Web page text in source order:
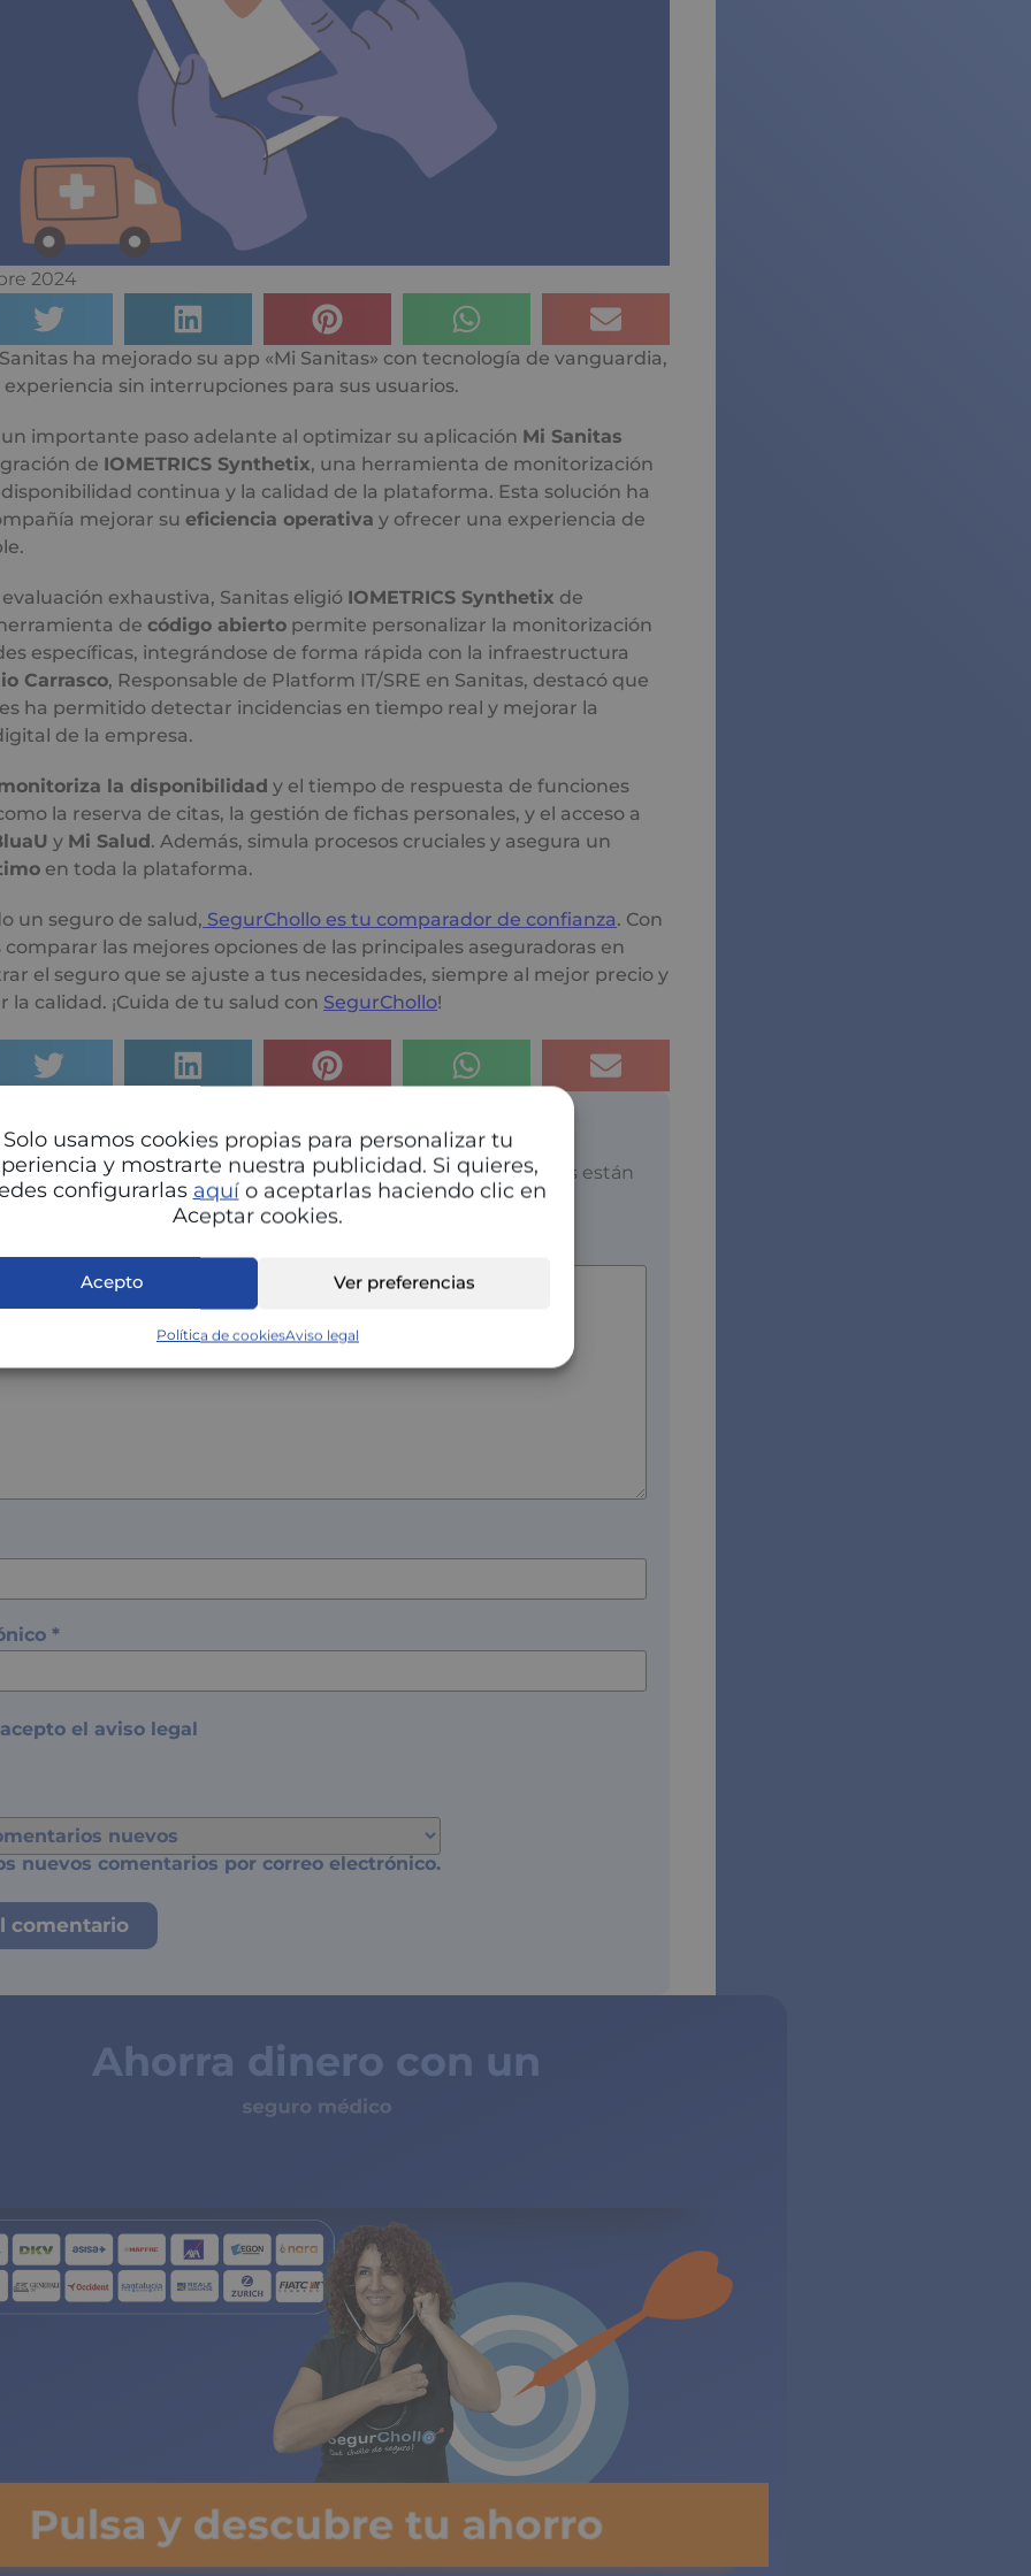
Solo usamos cookies propias para personalizar tu
y mostrarte nuestra publicidad. Si quieres,
configurarlas aquío aceptarlas haciendo clic en
Aceptar cookies.
Acepto Ver preferencias
Política de cookiesAviso legal
2024
ha mejorado su app «Mi Sanitas» con tecnología de vanguardia,
sin interrupciones para sus usuarios.
importante paso adelante al optimizar su aplicación Mi Sanitas
de IOMETRICS Synthetix, una herramienta de monitorización
continua y la calidad de la plataforma. Esta solución ha
mejorar su eficiencia operativa y ofrecer una experiencia de
exhaustiva, Sanitas eligió IOMETRICS Synthetix de
de código abierto permite personalizar la monitorización
específicas, integrándose de forma rápida con la infraestructura
Carrasco, Responsable de Platform IT/SRE en Sanitas, destacó que
ha permitido detectar incidencias en tiempo real y mejorar la
de la empresa.
la disponibilidad y el tiempo de respuesta de funciones
la reserva de citas, la gestión de fichas personales, y el acceso a
y Mi Salud . Además, simula procesos cruciales y asegura un
en toda la plataforma.
un seguro de salud, SegurChollo es tu comparador de confianza. Con
comparar las mejores opciones de las principales aseguradoras en
el seguro que se ajuste a tus necesidades, siempre al mejor precio y
calidad. ¡Cuida de tu salud con SegurChollo!
pregunta o respuesta
correo electrónico no será publicada. Los campos obligatorios están
*
*
el aviso legal
nuevos comentarios por correo electrónico.
Ahorra dinero con un
seguro médico
Pulsa y descubre tu ahorro